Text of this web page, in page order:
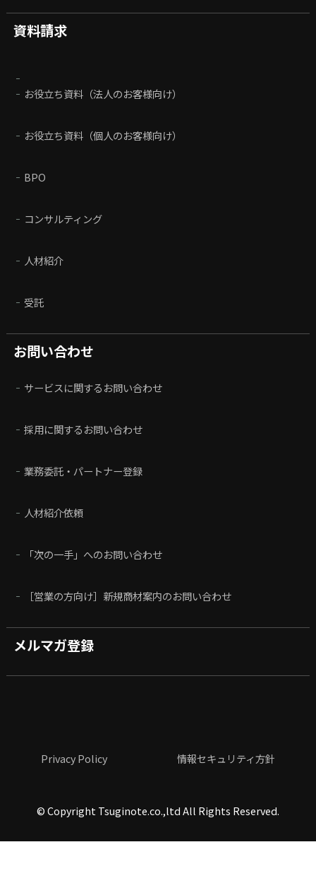
資料請求
お役立ち資料（法人のお客様向け）
お役立ち資料（個人のお客様向け）
BPO
コンサルティング
人材紹介
受託
お問い合わせ
サービスに関するお問い合わせ
採用に関するお問い合わせ
業務委託・パートナー登録
人材紹介依頼
「次の一手」へのお問い合わせ
［営業の方向け］新規商材案内のお問い合わせ
メルマガ登録
©Copyright Tsuginote.co.,ltd All Rights Reserved.
Privacy Policy 情報セキュリティ方針